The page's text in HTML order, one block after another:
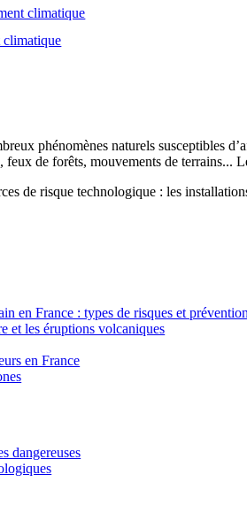
climatique
climatique
phénomènes naturels susceptibles
de forêts, mouvements de terrains...
de risque technologique : les
en France : types de risques et
et les éruptions volcaniques
en France
dangereuses